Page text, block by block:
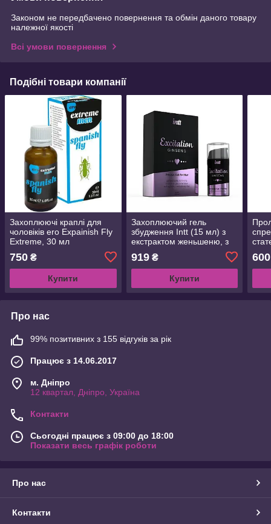
Законом не передбачено повернення та обмін даного товару
належної якості
Всі умови повернення
Подібні товари компанії
Захоплюючі краплі для
чоловіків ero Expainish Fly
Extreme, 30 мл
750 ₴
Купити
Захоплюючий гель
збудження Intt (15 мл) з
екстрактом женьшеню, з
919₴
Купити
600
Про нас
99% позитивних з 155 відгуків за рік
Працює з 14.06.2017
м. Дніпро
12 квартал, Дніпро, Україна
Контакти
Сьогодні працює з 09:00 до 18:00
Показати весь графік роботи
Про нас
Контакти